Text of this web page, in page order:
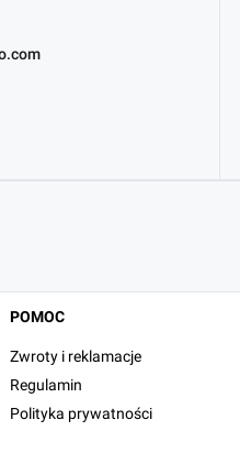
POMOC
Zwroty i reklamacje
Regulamin
Polityka prywatności